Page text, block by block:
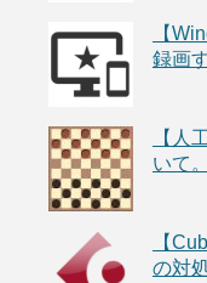
【
録画
【人
いて。
【
の対